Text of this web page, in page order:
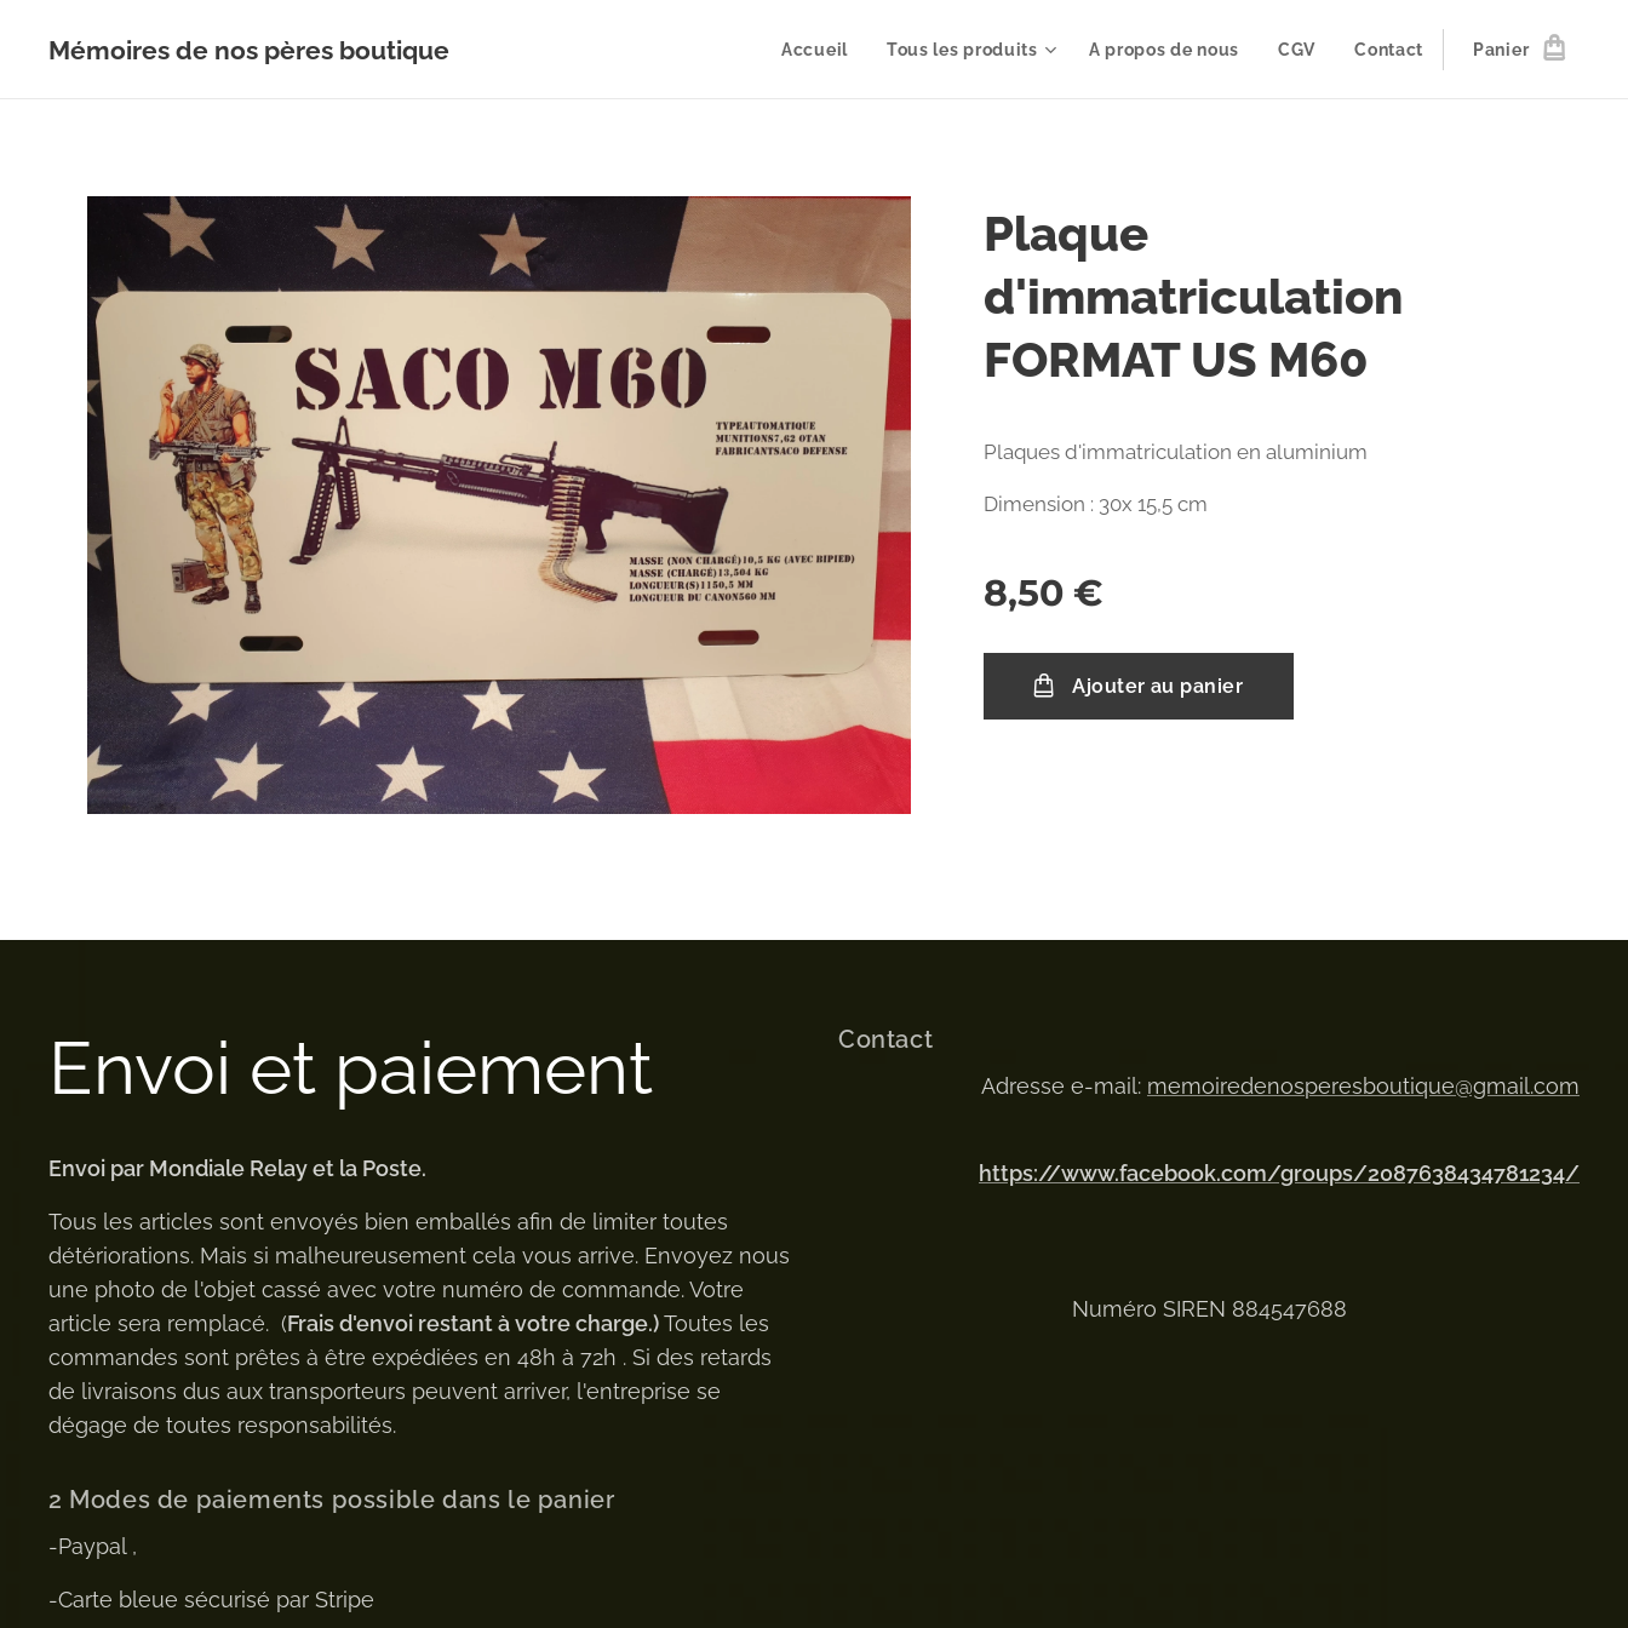
Mémoires de nos pères boutique Accueil Tous les produits A propos de nous CGV Contact Panier
Plaque
d'immatriculation
FORMAT US M60
Plaques d'immatriculation en aluminium
Dimension : 30x 15,5 cm
8,50 €
Ajouter au panier
Envoi et paiement
Envoi par Mondiale Relay et la Poste.
Tous les articles sont envoyés bien emballés afin de limiter toutes
détériorations. Mais si malheureusement cela vous arrive. Envoyez nous
une photo de l'objet cassé avec votre numéro de commande. Votre
article sera remplacé. (Frais d'envoi restant à votre charge.)Toutes les
commandes sont prêtes à être expédiées en 48h à 72h . Si des retards
de livraisons dus aux transporteurs peuvent arriver, l'entreprise se
dégage de toutes responsabilités.
2 Modes de paiements possible dans le panier
-Paypal ,
-Carte bleue sécurisé par Stripe
Contact
Adresse e-mail: memoiredenosperesboutique@gmail.com
https://www.facebook.com/groups/2087638434781234/
Numéro SIREN 884547688